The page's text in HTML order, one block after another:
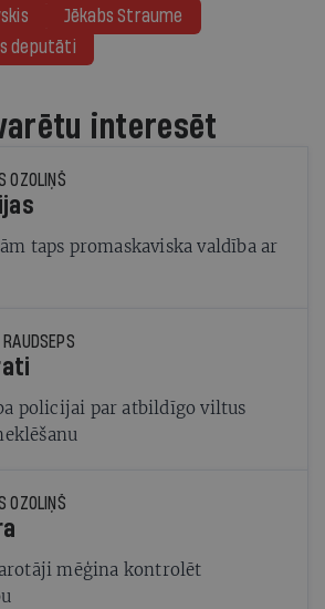
Jēkabs Straume
deputāti
interesēt
OZOLIŅŠ
taps promaskaviska valdība ar
RAUDSEPS
policijai par atbildīgo viltus
OZOLIŅŠ
mēģina kontrolēt